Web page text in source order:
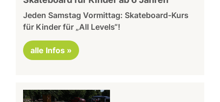
Jeden Samstag Vormittag: Skateboard-Kurs
für Kinder für „All Levels“!
alle Infos »